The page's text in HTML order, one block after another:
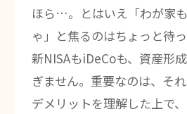
ほら…。とはいえ「わが家
ゃ」と焦るのはちょっと待っ
新NISAもiDeCoも、資産形
ぎません。重要なのは、そ
デメリットを理解した上で、